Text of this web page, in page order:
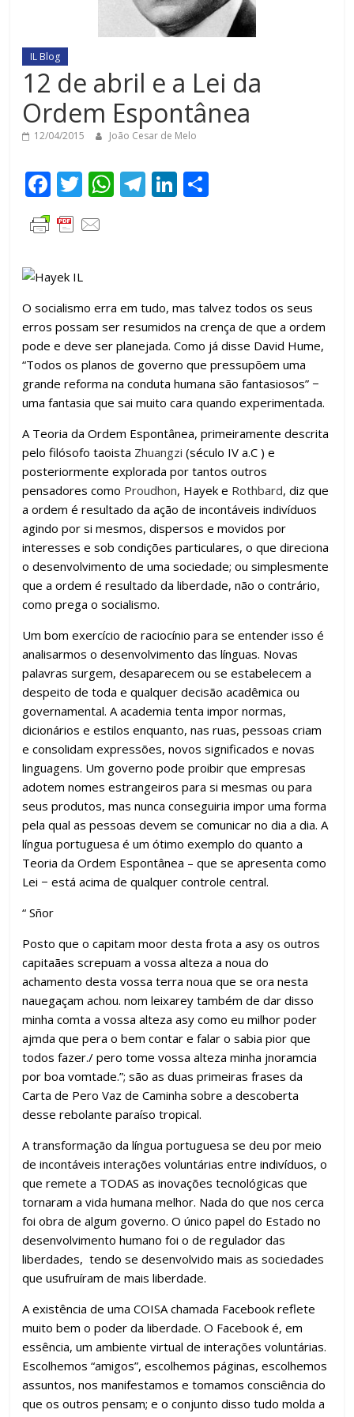
IL Blog
12 de abril e a Lei da
Ordem Espontânea
12/04/2015 João Cesar de Melo
F
ac
e
o
o
k
T
w
itt
W
p
p
T
m
Li
n til
h
ar
O socialismo erra em tudo, mas talvez todos os seus
erros possam ser resumidos na crença de que a ordem
pode e deve ser planejada. Como já disse David Hume,
“Todos os planos de governo que pressupõem uma
grande reforma na conduta humana são fantasiosos” −
uma fantasia que sai muito cara quando experimentada.
A Teoria da Ordem Espontânea, primeiramente descrita
pelo filósofo taoista Zhuangzi (século IV a.C ) e
posteriormente explorada por tantos outros
pensadores como Proudhon, Hayek e Rothbard, diz que
a ordem é resultado da ação de incontáveis indivíduos
agindo por si mesmos, dispersos e movidos por
interesses e sob condições particulares, o que direciona
o desenvolvimento de uma sociedade; ou simplesmente
que a ordem é resultado da liberdade, não o contrário,
como prega o socialismo.
Um bom exercício de raciocínio para se entender isso é
analisarmos o desenvolvimento das línguas. Novas
palavras surgem, desaparecem ou se estabelecem a
despeito de toda e qualquer decisão acadêmica ou
governamental. A academia tenta impor normas,
dicionários e estilos enquanto, nas ruas, pessoas criam
e consolidam expressões, novos significados e novas
linguagens. Um governo pode proibir que empresas
adotem nomes estrangeiros para si mesmas ou para
seus produtos, mas nunca conseguiria impor uma forma
pela qual as pessoas devem se comunicar no dia a dia. A
língua portuguesa é um ótimo exemplo do quanto a
Teoria da Ordem Espontânea – que se apresenta como
Lei − está acima de qualquer controle central.
“ Sñor
Posto que o capitam moor desta frota a asy os outros
capitaães screpuam a vossa alteza a noua do
achamento desta vossa terra noua que se ora nesta
nauegaçam achou. nom leixarey também de dar disso
minha comta a vossa alteza asy como eu milhor poder
ajmda que pera o bem contar e falar o sabia pior que
todos fazer./ pero tome vossa alteza minha jnoramcia
por boa vomtade.”; são as duas primeiras frases da
Carta de Pero Vaz de Caminha sobre a descoberta
desse rebolante paraíso tropical.
A transformação da língua portuguesa se deu por meio
de incontáveis interações voluntárias entre indivíduos, o
que remete a TODAS as inovações tecnológicas que
tornaram a vida humana melhor. Nada do que nos cerca
foi obra de algum governo. O único papel do Estado no
desenvolvimento humano foi o de regulador das
liberdades, tendo se desenvolvido mais as sociedades
que usufruíram de mais liberdade.
A existência de uma COISA chamada Facebook reflete
muito bem o poder da liberdade. O Facebook é, em
essência, um ambiente virtual de interações voluntárias.
Escolhemos “amigos”, escolhemos páginas, escolhemos
assuntos, nos manifestamos e tomamos consciência do
que os outros pensam; e o conjunto disso tudo molda a